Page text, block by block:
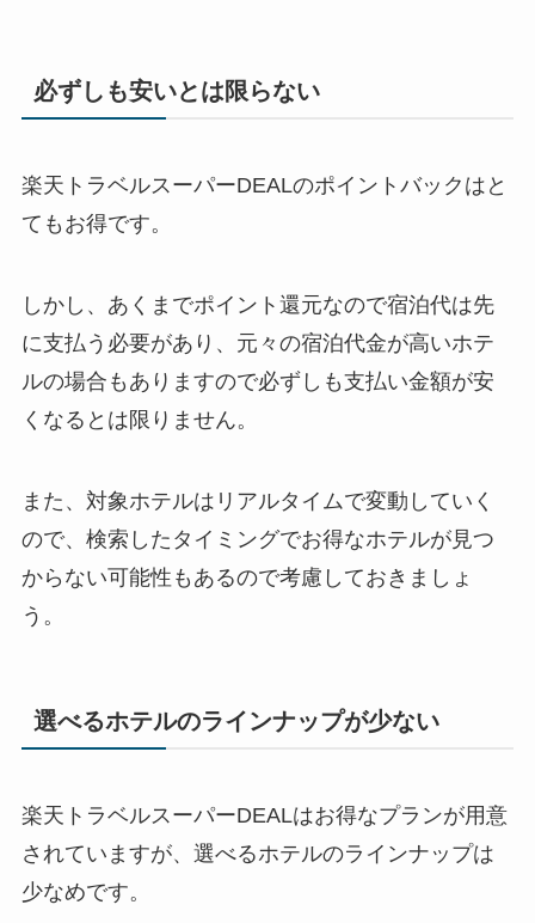
必ずしも安いとは限らない
楽天トラベルスーパーDEALのポイントバックはと
てもお得です。
しかし、あくまでポイント還元なので宿泊代は先
に支払う必要があり、元々の宿泊代金が高いホテ
ルの場合もありますので必ずしも支払い金額が安
くなるとは限りません。
また、対象ホテルはリアルタイムで変動していく
ので、検索したタイミングでお得なホテルが見つ
からない可能性もあるので考慮しておきましょ
う。
選べるホテルのラインナップが少ない
楽天トラベルスーパーDEALはお得なプランが用意
されていますが、選べるホテルのラインナップは
少なめです。